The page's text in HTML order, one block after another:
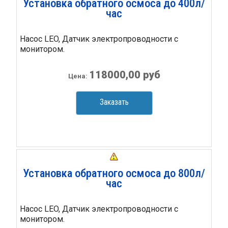
Установка обратного осмоса до 400л/
час
Насос LEO, Датчик электропроводности с
монитором.
Цена: 118000,00 руб
Заказать
Установка обратного осмоса до 800л/
час
Насос LEO, Датчик электропроводности с
монитором.